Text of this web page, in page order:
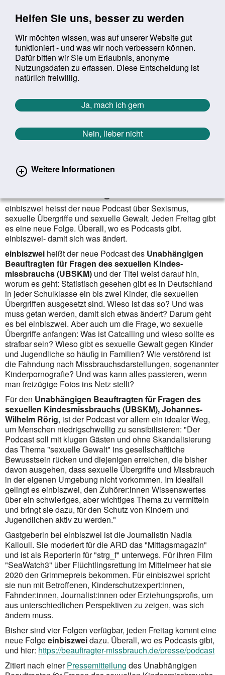
Helfen Sie uns, besser zu werden
Wir möchten wissen, was auf unserer Website gut
funktioniert - und was wir noch verbessern können.
Dafür bitten wir Sie um Erlaubnis, anonyme
Nutzungsdaten zu erfassen. Diese Entscheidung ist
natürlich freiwillig.
Ja, mach ich gern
Nein, lieber nicht
Weitere Informationen
Suchbegriff:
Sie befinden sich hier:
Startseite Aktuelles Aktuelle Meldungen
Aktuelle Meldungen
Zurück zur Übersicht erster
vorheriger
1087/1627
Neuer Podcast "einbiszwei" zu
einbiszwei heisst der neue Podcast über Sexismus,
sexuelle Übergriffe und sexuelle Gewalt. Jeden Freitag gibt
es eine neue Folge. Überall, wo es Podcasts gibt.
einbiszwei- damit sich was ändert.
einbiszwei heißt der neue Podcast des Unabhängigen
Beauftragten für Fragen des sexuellen Kindes­
missbrauchs (UBSKM) und der Titel weist darauf hin,
worum es geht: Statistisch gesehen gibt es in Deutschland
in jeder Schulklasse ein bis zwei Kinder, die sexuellen
Übergriffen ausgesetzt sind. Wieso ist das so? Und was
muss getan werden, damit sich etwas ändert? Darum geht
es bei einbiszwei. Aber auch um die Frage, wo sexuelle
Übergriffe anfangen: Was ist Catcalling und wieso sollte es
strafbar sein? Wieso gibt es sexuelle Gewalt gegen Kinder
und Jugendliche so häufig in Familien? Wie verstörend ist
die Fahndung nach Missbrauchsdarstellungen, sogenannter
Kinderpornografie? Und was kann alles passie­ren, wenn
man freizügige Fotos ins Netz stellt?
Für den Unabhängigen Beauftragten für Fragen des
sexuellen Kindesmissbrauchs (UBSKM), Johannes-
Wilhelm Rörig, ist der Podcast vor allem ein idealer Weg,
um Menschen niedrigschwellig zu sensibilisieren: "Der
Podcast soll mit klugen Gästen und ohne Skandalisierung
das Thema "sexuelle Gewalt" ins gesellschaftliche
Bewusstsein rücken und diejenigen erreichen, die bisher
davon ausgehen, dass sexuelle Übergriffe und Missbrauch
in der eigenen Umgebung nicht vorkommen. Im Idealfall
gelingt es einbiszwei, den Zuhörer:innen Wissenswertes
über ein schwieriges, aber wichtiges Thema zu vermitteln
und bringt sie dazu, für den Schutz von Kindern und
Jugendlichen aktiv zu werden."
Gastgeberin bei einbiszwei ist die Journalistin Nadia
Kailouli. Sie moderiert für die ARD das "Mittags­magazin"
und ist als Reporterin für "strg_f" unterwegs. Für ihren Film
"SeaWatch3" über Flüchtlingsrettung im Mittelmeer hat sie
2020 den Grimmepreis bekommen. Für einbiszwei spricht
sie nun mit Betroffenen, Kinderschutzexpert:innen,
Fahnder:innen, Journalist:innen oder Erziehungsprofis, um
aus unterschied­lichen Perspektiven zu zeigen, was sich
ändern muss.
Bisher sind vier Folgen verfügbar, jeden Freitag kommt eine
neue Folgeeinbiszweidazu. Überall, wo es Podcasts gibt,
und hier: https://beauftragter-missbrauch.de/presse/podcast
Zitiert nach einerPressemitteilung des Unabhängigen